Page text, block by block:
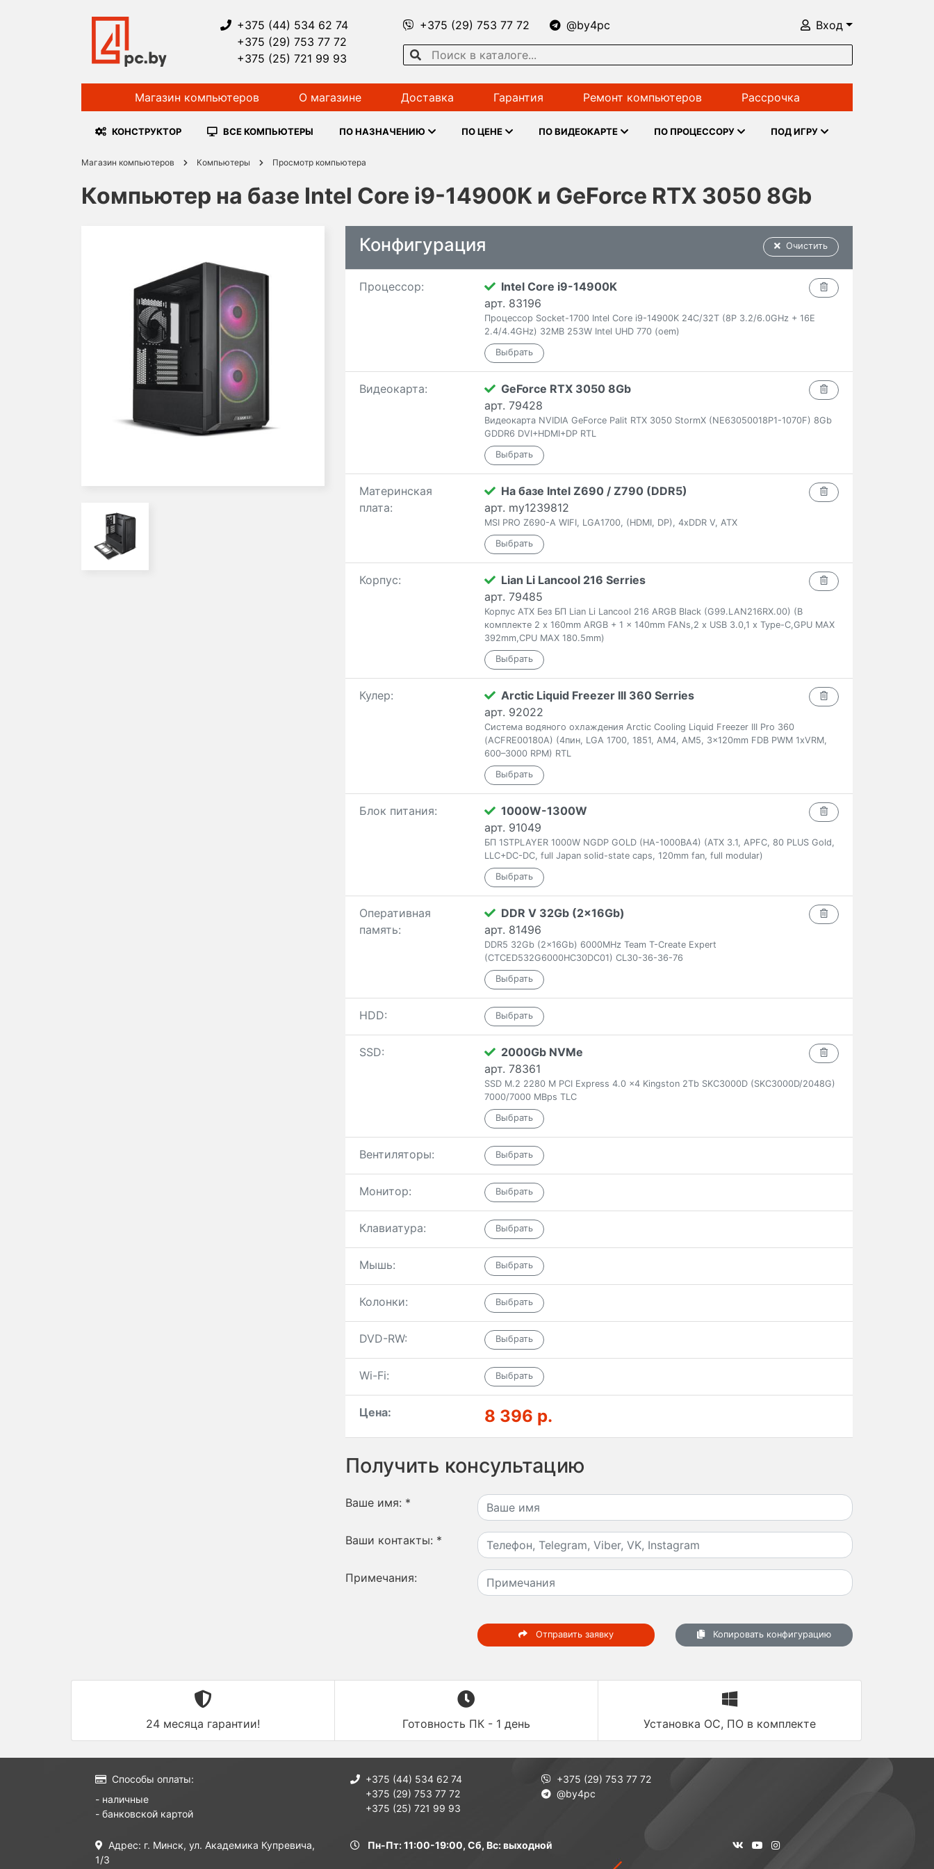
+375 (44) 534 62 74
+375 (29) 753 77 72
+375 (25) 721 99 93
+375 (29) 753 77 72 @by4pc Вход
Магазин компьютеров О магазине Доставка Гарантия Ремонт компьютеров Рассрочка
КОНСТРУКТОР ВСЕ КОМПЬЮТЕРЫ ПО НАЗНАЧЕНИЮ ПО ЦЕНЕ ПО ВИДЕОКАРТЕ ПО ПРОЦЕССОРУ ПОД ИГРУ
Магазин компьютеров Компьютеры Просмотр компьютера
Компьютер на базе Intel Core i9-14900K и GeForce RTX 3050 8Gb
Очистить
Конфигурация
Процессор:
Intel Core i9-14900K
арт. 83196
Процессор Socket-1700 Intel Core i9-14900K 24C/32T (8P 3.2/6.0GHz + 16E
2.4/4.4GHz) 32MB 253W Intel UHD 770 (oem)
Видеокарта:
GeForce RTX 3050 8Gb
арт. 79428
Видеокарта NVIDIA GeForce Palit RTX 3050 StormX (NE63050018P1-1070F) 8Gb
GDDR6 DVI+HDMI+DP RTL
Материнская
плата:
На базе Intel Z690 / Z790 (DDR5)
арт. my1239812
MSI PRO Z690-A WIFI, LGA1700, (HDMI, DP), 4xDDR V, ATX
Корпус:
Lian Li Lancool 216 Serries
арт. 79485
Корпус ATX Без БП Lian Li Lancool 216 ARGB Black (G99.LAN216RX.00) (В
комплекте 2 x 160mm ARGB + 1 x 140mm FANs,2 x USB 3.0,1 x Type-C,GPU MAX
392mm,CPU MAX 180.5mm)
Кулер:
Arctic Liquid Freezer III 360 Serries
арт. 92022
Система водяного охлаждения Arctic Cooling Liquid Freezer III Pro 360
(ACFRE00180A) (4пин, LGA 1700, 1851, AM4, AM5, 3x120mm FDB PWM 1xVRM,
600–3000 RPM) RTL
Блок питания:
1000W-1300W
арт. 91049
БП 1STPLAYER 1000W NGDP GOLD (HA-1000BA4) (ATX 3.1, APFC, 80 PLUS Gold,
LLC+DC-DC, full Japan solid-state caps, 120mm fan, full modular)
Оперативная
память:
DDR V 32Gb (2x16Gb)
арт. 81496
DDR5 32Gb (2x16Gb) 6000MHz Team T-Create Expert
(CTCED532G6000HC30DC01) CL30-36-36-76
HDD:
SSD:
2000Gb NVMe
арт. 78361
SSD M.2 2280 M PCI Express 4.0 x4 Kingston 2Tb SKC3000D (SKC3000D/2048G)
7000/7000 MBps TLC
Вентиляторы:
Монитор:
Клавиатура:
Мышь:
Колонки:
DVD-RW:
Wi-Fi:
Цена: 8 396 р.
Получить консультацию
Ваше имя: *
Ваши контакты: *
Примечания:
Отправить заявку Копировать конфигурацию
24 месяца гарантии! Готовность ПК - 1 день Установка ОС, ПО в комплекте
Способы оплаты:
- наличные
- банковской картой
+375 (44) 534 62 74
+375 (29) 753 77 72
+375 (25) 721 99 93
+375 (29) 753 77 72
@by4pc
Адрес: г. Минск, ул. Академика Купревича,
1/3
Пн-Пт: 11:00-19:00, Сб, Вс: выходной